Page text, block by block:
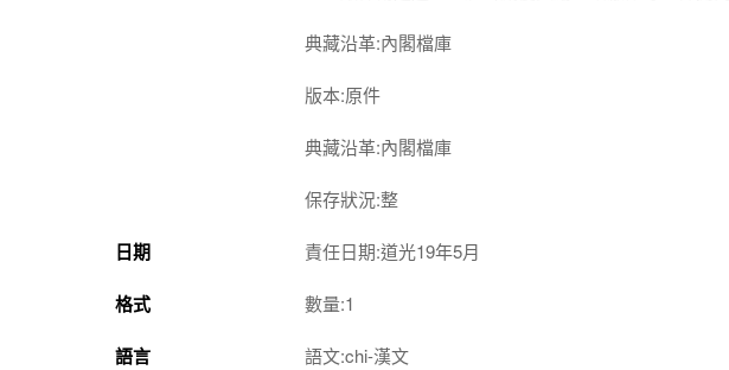
典藏沿革:內閣檔庫
版本:原件
典藏沿革:內閣檔庫
保存狀況:整
日期 責任日期:道光19年5月
格式 數量:1
語言 語文:chi-漢文